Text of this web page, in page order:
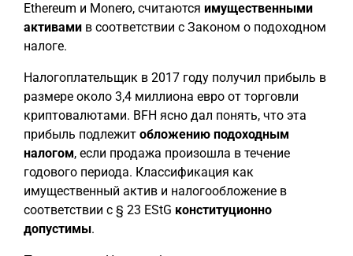
Ethereum и Monero, считаются имущественными
активами в соответствии с Законом о подоходном
налоге.
Налогоплательщик в 2017 году получил прибыль в
размере около 3,4 миллиона евро от торговли
криптовалютами. BFH ясно дал понять, что эта
прибыль подлежит обложению подоходным
налогом, если продажа произошла в течение
годового периода. Классификация как
имущественный актив и налогообложение в
соответствии с § 23 EStG конституционно
допустимы.